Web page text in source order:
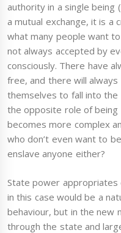
authority in a single being
a mutual exchange, it is a
what many people want
not always accepted by
consciously. There have
free, and there will
themselves to fall into
the opposite role of being
becomes more complex
who don’t even want to
enslave anyone either?
State power appropriates
in this case would be a
behaviour, but in the new
through the state and